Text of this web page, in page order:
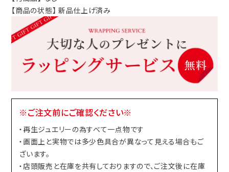
【商品の状態】 新品仕上げ済み
※ご注文前にご確認ください※
・再生ジュエリーの為すべて一点物です
・画面上と実物では多少色具合が異なって見える場合もご
ざいます。
・店頭販売と在庫を共有しておりますので、ご注文後に在庫